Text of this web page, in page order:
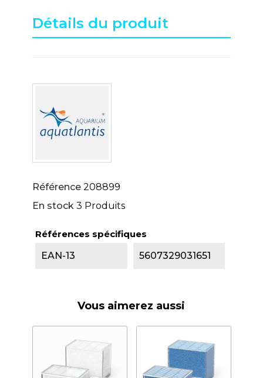
Détails du produit
Référence 208899
En stock 3 Produits
Références spécifiques
EAN-13
5607329031651
Vous aimerez aussi